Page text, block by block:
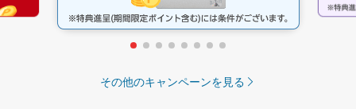
その他のキャンペーンを見る